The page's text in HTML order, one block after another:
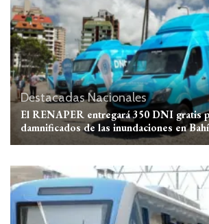
DestacadasNacionales
El RENAPER entregará 350 DNI gratis
damnificados de las inundaciones en